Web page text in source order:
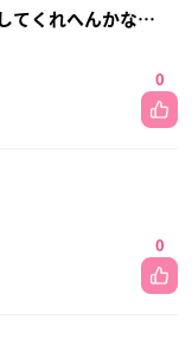
てくれへんかな…
0
0